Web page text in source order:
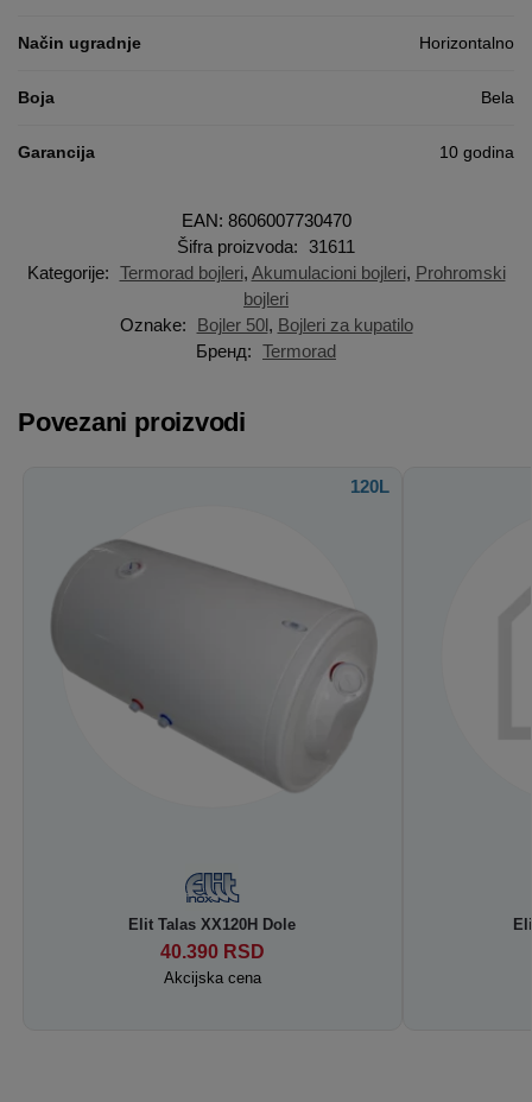
Način ugradnje Horizontalno
Boja Bela
Garancija 10 godina
EAN: 8606007730470
Šifra proizvoda: 31611
Kategorije: Termorad bojleri, Akumulacioni bojleri, Prohromski
bojleri
Oznake:
Bojler 50l, Bojleri za kupatilo
Бренд: Termorad
Povezani proizvodi
120L
Elit Talas XX120H Dole
40.390 RSD
Akcijska cena